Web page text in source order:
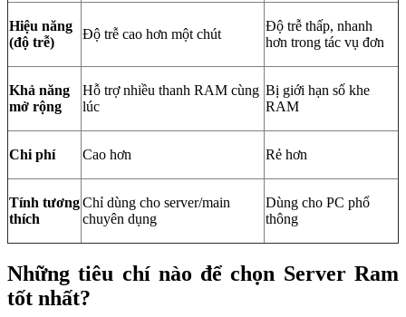
Hiệu năng
(độ trễ)
Độ trễ cao hơn một chút
Độ trễ thấp, nhanh
hơn trong tác vụ đơn
Khả năng
mở rộng
Hỗ trợ nhiều thanh RAM cùng
lúc
Bị giới hạn số khe
RAM
Chi phí Cao hơn Rẻ hơn
Tính tương
thích
Chỉ dùng cho server/main
chuyên dụng
Dùng cho PC phổ
thông
Những tiêu chí nào để chọn Server Ram
tốt nhất?